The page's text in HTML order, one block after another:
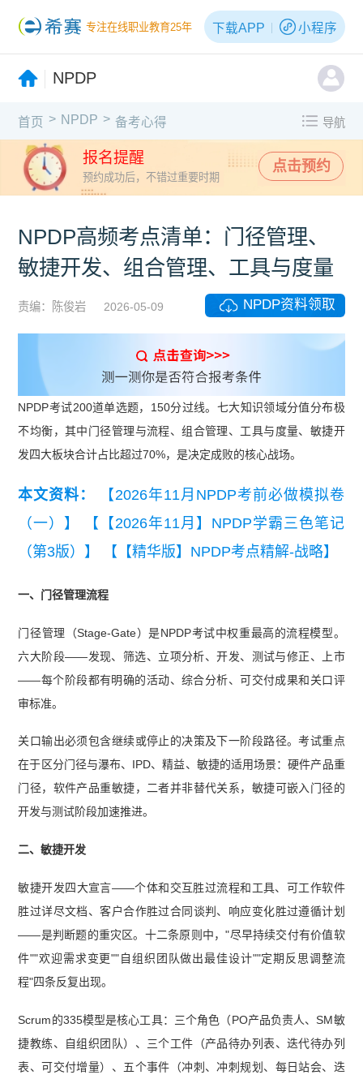
专注在线职业教育25年 下载APP 小程序
NPDP
首页 > NPDP > 备考心得 导航
报名提醒
预约成功后，不错过重要时期
点击预约
NPDP高频考点清单：门径管理、
敏捷开发、组合管理、工具与度量
责编：陈俊岩 2026-05-09 NPDP资料领取
NPDP考试200道单选题，150分过线。七大知识领域分值分布极
不均衡，其中门径管理与流程、组合管理、工具与度量、敏捷开
发四大板块合计占比超过70%，是决定成败的核心战场。
本文资料：
【2026年11月NPDP考前必做模拟卷
（一）】
【【2026年11月】NPDP学霸三色笔记
（第3版）】
【【精华版】NPDP考点精解-战略】
一、门径管理流程
门径管理（Stage-Gate）是NPDP考试中权重最高的流程模型。
六大阶段——发现、筛选、立项分析、开发、测试与修正、上市
——每个阶段都有明确的活动、综合分析、可交付成果和关口评
审标准。
关口输出必须包含继续或停止的决策及下一阶段路径。考试重点
在于区分门径与瀑布、IPD、精益、敏捷的适用场景：硬件产品重
门径，软件产品重敏捷，二者并非替代关系，敏捷可嵌入门径的
开发与测试阶段加速推进。
二、敏捷开发
敏捷开发四大宣言——个体和交互胜过流程和工具、可工作软件
胜过详尽文档、客户合作胜过合同谈判、响应变化胜过遵循计划
——是判断题的重灾区。十二条原则中，"尽早持续交付有价值软
件""欢迎需求变更""自组织团队做出最佳设计""定期反思调整流
程"四条反复出现。
Scrum的335模型是核心工具：三个角色（PO产品负责人、SM敏
捷教练、自组织团队）、三个工件（产品待办列表、迭代待办列
表、可交付增量）、五个事件（冲刺、冲刺规划、每日站会、迭